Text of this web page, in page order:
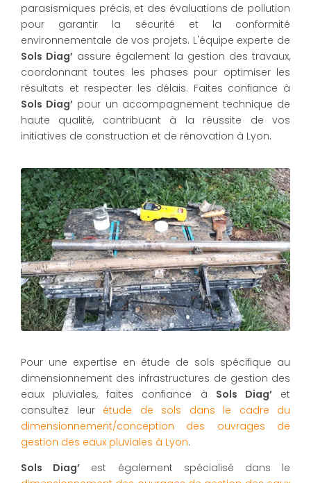
parasismiques précis, et des évaluations de pollution
pour garantir la sécurité et la conformité
environnementale de vos projets. L'équipe experte de
Sols Diag’ assure également la gestion des travaux,
coordonnant toutes les phases pour optimiser les
résultats et respecter les délais. Faites confiance à
Sols Diag’ pour un accompagnement technique de
haute qualité, contribuant à la réussite de vos
initiatives de construction et de rénovation à Lyon.
Pour une expertise en étude de sols spécifique au
dimensionnement des infrastructures de gestion des
eaux pluviales, faites confiance à Sols Diag’et
consultez leur étude de sols dans le cadre du
dimensionnement/conception des ouvrages de
gestion des eaux pluviales à Lyon.
Sols Diag’ est également spécialisé dans le